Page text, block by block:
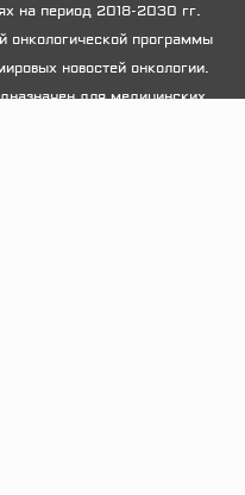
на период 2018-2030 гг.
онкологической программы
новостей онкологии.
для медицинских